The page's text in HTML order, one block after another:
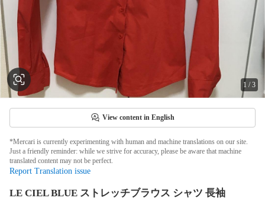
1 /3
View content in English
*Mercari is currently experimenting with human and machine translations on our site.
Just a friendly reminder: while we strive for accuracy, please be aware that machine
translated content may not be perfect.
Report Translation issue
LE CIEL BLUE ストレッチブラウス シャツ 長袖